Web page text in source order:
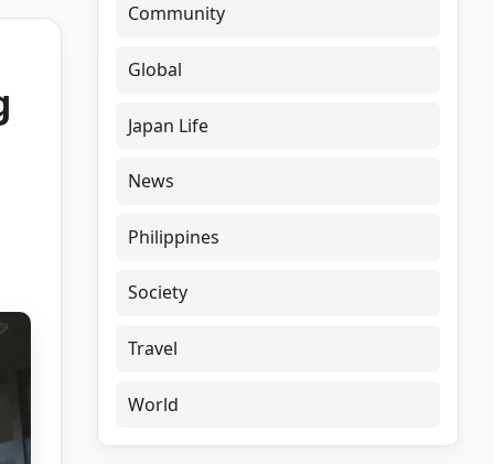
Community
Global
Japan Life
News
Philippines
Society
Travel
World